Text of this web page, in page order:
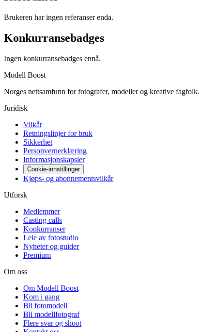
Brukeren har ingen referanser enda.
Konkurransebadges
Ingen konkurransebadges ennå.
Modell Boost
Norges nettsamfunn for fotografer, modeller og kreative fagfolk.
Juridisk
Vilkår
Retningslinjer for bruk
Sikkerhet
Personvernerklæring
Informasjonskapsler
Cookie-innstillinger
Kjøps- og abonnementsvilkår
Utforsk
Medlemmer
Casting calls
Konkurranser
Leie av fotostudio
Nyheter og guider
Premium
Om oss
Om Modell Boost
Kom i gang
Bli fotomodell
Bli modellfotograf
Flere svar og shoot